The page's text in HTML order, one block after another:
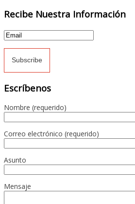
Recibe Nuestra Información
Escríbenos
Nombre (requerido)
Correo electrónico (requerido)
Asunto
Mensaje